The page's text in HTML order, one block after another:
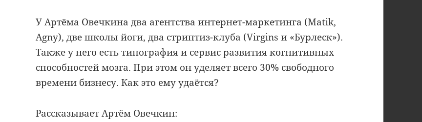
У Артёма Овечкина два агентства интернет-маркетинга (Matik,
Agny), две школы йоги, два стриптиз-клуба (Virgins и «Бурлеск»).
Также у него есть типография и сервис развития когнитивных
способностей мозга. При этом он уделяет всего 30% свободного
времени бизнесу. Как это ему удаётся?
Рассказывает Артём Овечкин: